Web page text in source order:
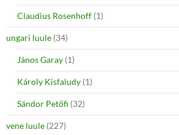
Claudius Rosenhoff (1)
ungari luule (34)
János Garay (1)
Károly Kisfaludy (1)
Sándor Petőfi (32)
vene luule (227)